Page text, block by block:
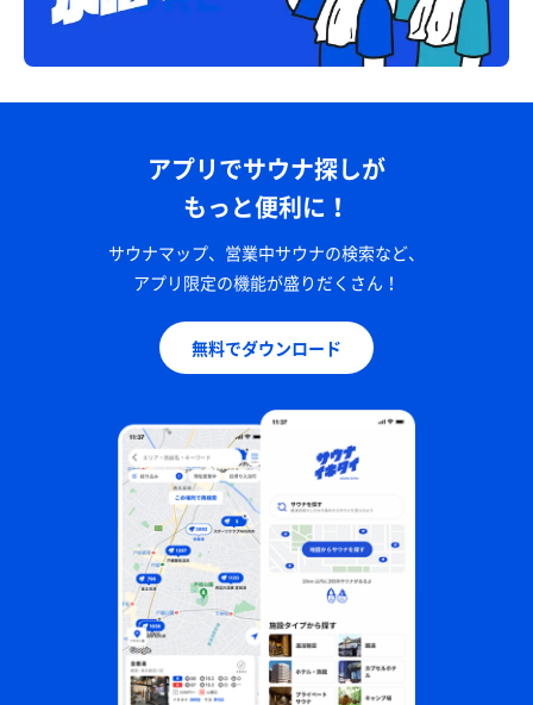
アプリでサウナ探しが
もっと便利に！
サウナマップ、営業中サウナの検索など、
アプリ限定の機能が盛りだくさん！
無料でダウンロード